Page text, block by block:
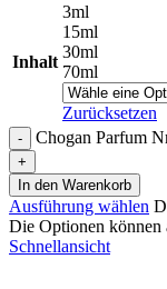
Inhalt
3ml
15ml
30ml
70ml
Zurücksetzen
Chogan Parfum
In den Warenkorb
Ausführung wählen
Die Optionen können
Schnellansicht